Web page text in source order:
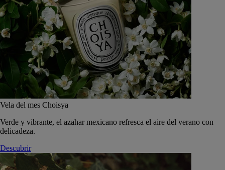
Vela del mes Choisya
Verde y vibrante, el azahar mexicano refresca el aire del verano con
delicadeza.
Descubrir